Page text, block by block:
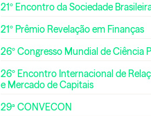
21º Encontro da Sociedade
21º Prêmio Revelação em Finanças
26º Congresso Mundial de Ciência
26º Encontro Internacional de
e Mercado de Capitais
29ª CONVECON